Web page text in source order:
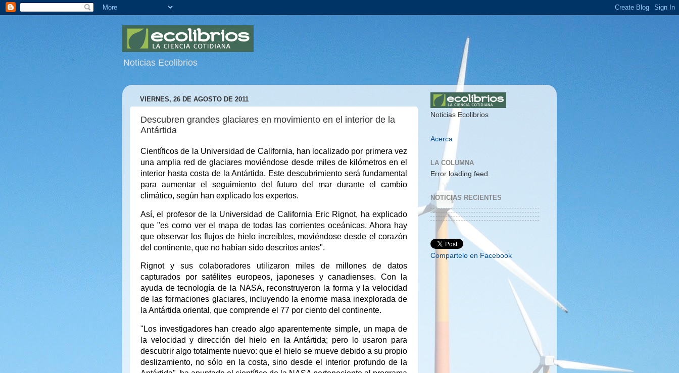
Noticias Ecolibrios
VIERNES, 26 DE AGOSTO DE 2011
Descubren grandes glaciares en movimiento en el interior de la
Antártida
Científicos de la Universidad de California, han localizado por primera vez
una amplia red de glaciares moviéndose desde miles de kilómetros en el
interior hasta costa de la Antártida. Este descubrimiento será fundamental
para aumentar el seguimiento del futuro del mar durante el cambio
climático, según han explicado los expertos.
Así, el profesor de la Universidad de California Eric Rignot, ha explicado
que "es como ver el mapa de todas las corrientes oceánicas. Ahora hay
que observar los flujos de hielo increíbles, moviéndose desde el corazón
del continente, que no habían sido descritos antes".
Rignot y sus colaboradores utilizaron miles de millones de datos
capturados por satélites europeos, japoneses y canadienses. Con la
ayuda de tecnología de la NASA, reconstruyeron la forma y la velocidad
de las formaciones glaciares, incluyendo la enorme masa inexplorada de
la Antártida oriental, que comprende el 77 por ciento del continente.
"Los investigadores han creado algo aparentemente simple, un mapa de
la velocidad y dirección del hielo en la Antártida; pero lo usaron para
descubrir algo totalmente nuevo: que el hielo se mueve debido a su propio
deslizamiento, no sólo en la costa, sino desde el interior profundo de la
Noticias Ecolibrios
Acerca
LA COLUMNA
Error loading feed.
NOTICIAS RECIENTES
Compartelo en Facebook